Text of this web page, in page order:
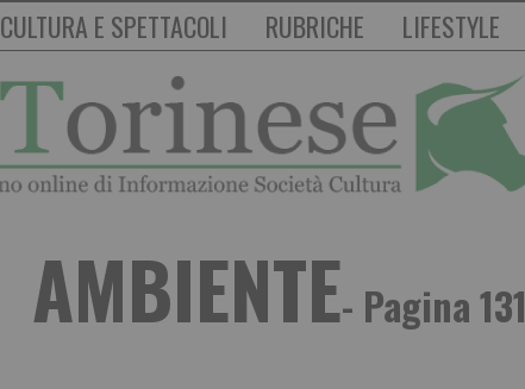
CULTURA E SPETTACOLI RUBRICHE LIFESTYLE
AMBIENTE- Pagina 131